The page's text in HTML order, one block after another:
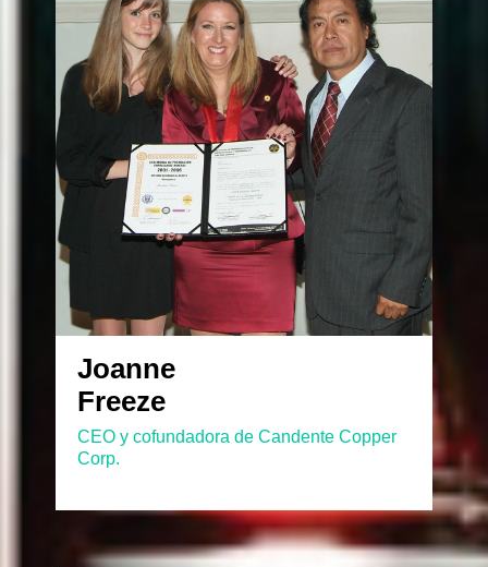
Joanne
Freeze
CEO y cofundadora de Candente Copper
Corp.